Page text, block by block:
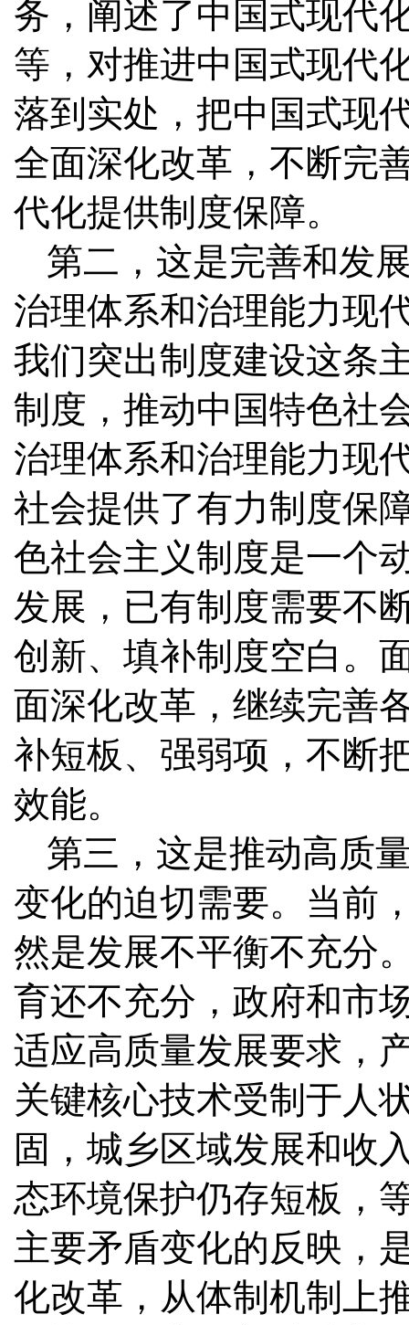
务，阐述了中国式现代
等，对推进中国式现代
落到实处，把中国式现
全面深化改革，不断完
代化提供制度保障。
第二，这是完善和发
治理体系和治理能力现
我们突出制度建设这条
制度，推动中国特色社
治理体系和治理能力现
社会提供了有力制度保
色社会主义制度是一个
发展，已有制度需要不
创新、填补制度空白。
面深化改革，继续完善
补短板、强弱项，不断
效能。
第三，这是推动高质
变化的迫切需要。当前
然是发展不平衡不充分
育还不充分，政府和市
适应高质量发展要求，
关键核心技术受制于人
固，城乡区域发展和收
态环境保护仍存短板，
主要矛盾变化的反映，
化改革，从体制机制上